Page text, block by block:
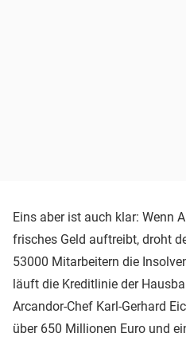
Eins aber ist auch klar: Wenn
frisches Geld auftreibt, droht
53000 Mitarbeitern die
läuft die Kreditlinie der
Arcandor-Chef Karl-Gerhard
über 650 Millionen Euro und